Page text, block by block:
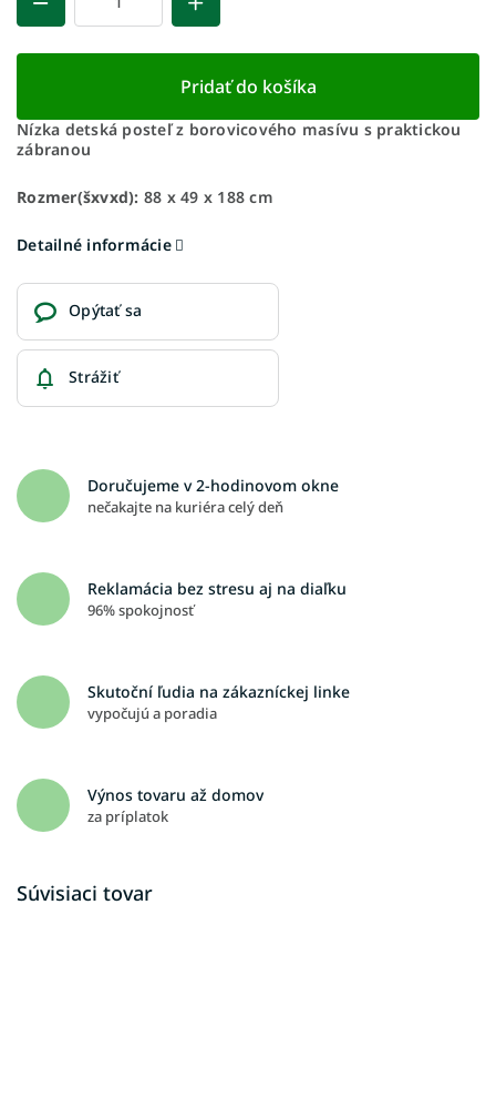
Pridať do košíka
Nízka detská posteľ z borovicového masívu s praktickou
zábranou
Rozmer(šxvxd): 88 x 49 x 188 cm
Detailné informácie
Opýtať sa
Strážiť
Doručujeme v 2-hodinovom okne
nečakajte na kuriéra celý deň
Reklamácia bez stresu aj na diaľku
96% spokojnosť
Skutoční ľudia na zákazníckej linke
vypočujú a poradia
Výnos tovaru až domov
za príplatok
Súvisiaci tovar